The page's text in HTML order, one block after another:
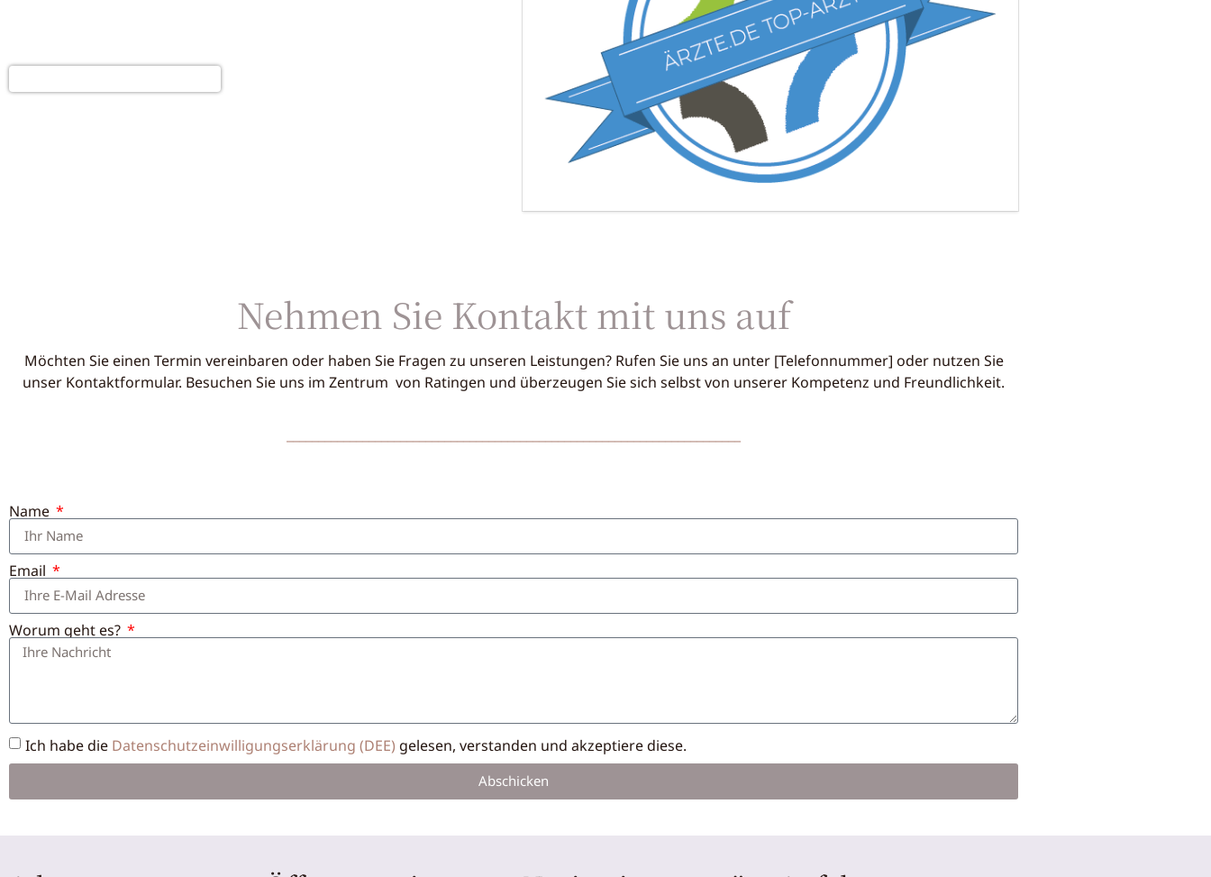
Nehmen Sie Kontakt mit uns auf
Möchten Sie einen Termin vereinbaren oder haben Sie Fragen zu unseren Leistungen? Rufen Sie uns an unter [Telefonnummer] oder nutzen Sie
unser Kontaktformular. Besuchen Sie uns im Zentrum von Ratingen und überzeugen Sie sich selbst von unserer Kompetenz und Freundlichkeit.
Name
Email
Worum geht es?
Ich habe die Datenschutzeinwilligungserklärung (DEE) gelesen, verstanden und akzeptiere diese.
Abschicken